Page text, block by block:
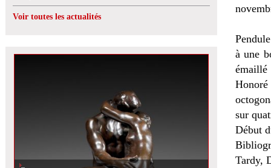
Voir toutes les actualités
à une
sur
Début
Tardy,